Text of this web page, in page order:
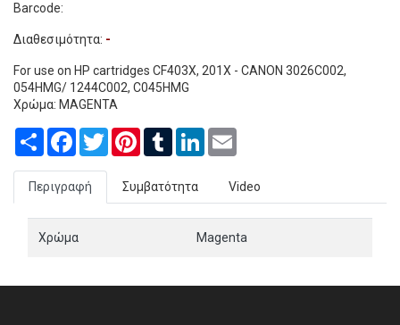
Barcode:
Διαθεσιμότητα: -
For use on HP cartridges CF403X, 201X - CANON 3026C002,
054HMG/ 1244C002, C045HMG
Χρώμα: MAGENTA
Share Facebook
TwitterPinterestTumblrLinkedIn
Περιγραφή Συμβατότητα Video
Χρώμα Magenta